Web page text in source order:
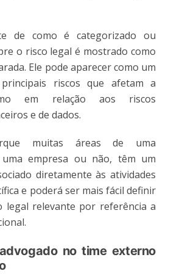
de como é categorizado ou
o risco legal é mostrado como
Ele pode aparecer como um
riscos que afetam a
em relação aos riscos
e de dados.
muitas áreas de uma
uma empresa ou não, têm um
diretamente às atividades
e poderá ser mais fácil definir
legal relevante por referência a
no time externo